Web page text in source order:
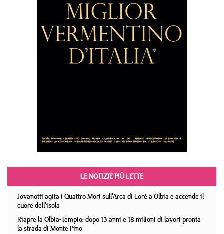
LE NOTIZIE PIÙ LETTE
Jovanotti agita i Quattro Mori sull'Arca di Lorè a Olbia e accende il
cuore dell'isola
Riapre la Olbia-Tempio: dopo 13 anni e 18 milioni di lavori pronta
la strada di Monte Pino